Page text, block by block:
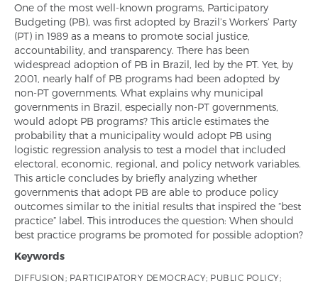
One of the most well-known programs, Participatory
Budgeting (PB), was first adopted by Brazil’s Workers’ Party
(PT) in 1989 as a means to promote social justice,
accountability, and transparency. There has been
widespread adoption of PB in Brazil, led by the PT. Yet, by
2001, nearly half of PB programs had been adopted by
non-PT governments. What explains why municipal
governments in Brazil, especially non-PT governments,
would adopt PB programs? This article estimates the
probability that a municipality would adopt PB using
logistic regression analysis to test a model that included
electoral, economic, regional, and policy network variables.
This article concludes by briefly analyzing whether
governments that adopt PB are able to produce policy
outcomes similar to the initial results that inspired the “best
practice” label. This introduces the question: When should
best practice programs be promoted for possible adoption?
Keywords
DIFFUSION; PARTICIPATORY DEMOCRACY; PUBLIC POLICY;